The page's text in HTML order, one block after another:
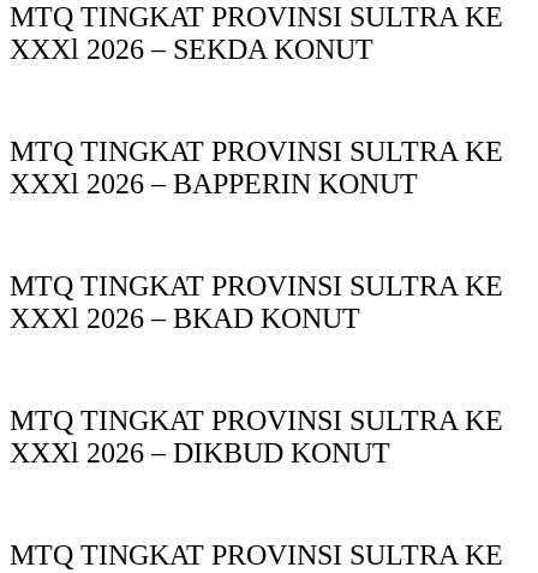
MTQ TINGKAT PROVINSI SULTRA KE
XXXl 2026 – SEKDA KONUT
MTQ TINGKAT PROVINSI SULTRA KE
XXXl 2026 – BAPPERIN KONUT
MTQ TINGKAT PROVINSI SULTRA KE
XXXl 2026 – BKAD KONUT
MTQ TINGKAT PROVINSI SULTRA KE
XXXl 2026 – DIKBUD KONUT
MTQ TINGKAT PROVINSI SULTRA KE